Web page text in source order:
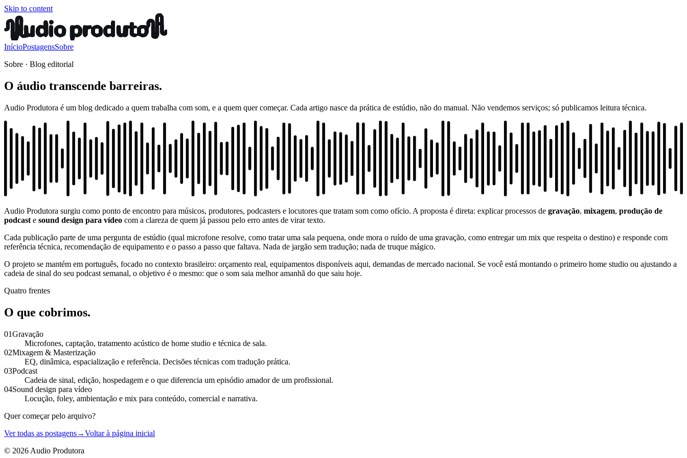
Skip to content
InícioPostagensSobre
Sobre · Blog editorial
O áudio transcende barreiras.
Audio Produtora é um blog dedicado a quem trabalha com som, e a quem quer começar. Cada artigo nasce da prática de estúdio, não do manual. Não vendemos serviços; só publicamos leitura técnica.
Audio Produtora surgiu como ponto de encontro para músicos, produtores, podcasters e locutores que tratam som como ofício. A proposta é direta: explicar processos de gravação, mixagem, produção de
podcast e sound design para vídeo com a clareza de quem já passou pelo erro antes de virar texto.
Cada publicação parte de uma pergunta de estúdio (qual microfone resolve, como tratar uma sala pequena, onde mora o ruído de uma gravação, como entregar um mix que respeita o destino) e responde com
referência técnica, recomendação de equipamento e o passo a passo que faltava. Nada de jargão sem tradução; nada de truque mágico.
O projeto se mantém em português, focado no contexto brasileiro: orçamento real, equipamentos disponíveis aqui, demandas de mercado nacional. Se você está montando o primeiro home studio ou ajustando a
cadeia de sinal do seu podcast semanal, o objetivo é o mesmo: que o som saia melhor amanhã do que saiu hoje.
Quatro frentes
O que cobrimos.
01Gravação
Microfones, captação, tratamento acústico de home studio e técnica de sala.
02Mixagem & Masterização
EQ, dinâmica, espacialização e referência. Decisões técnicas com tradução prática.
03Podcast
Cadeia de sinal, edição, hospedagem e o que diferencia um episódio amador de um profissional.
04Sound design para vídeo
Locução, foley, ambientação e mix para conteúdo, comercial e narrativa.
Quer começar pelo arquivo?
Ver todas as postagens→Voltar à página inicial
© 2026 Audio Produtora